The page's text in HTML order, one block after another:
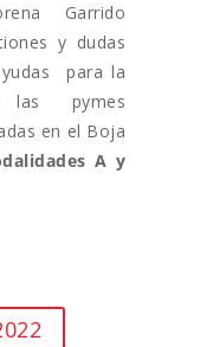
Garrido
y dudas
para la
las pymes
en el Boja
A y